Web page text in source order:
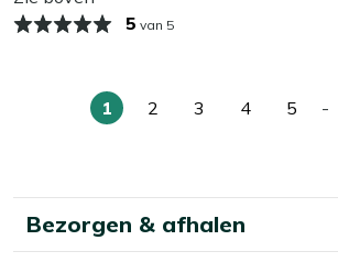
5 van 5
U
pagina
1
Pagina
2
Pagina
3
Pagina
4
Pagina
5 -
Bezorgen & afhalen